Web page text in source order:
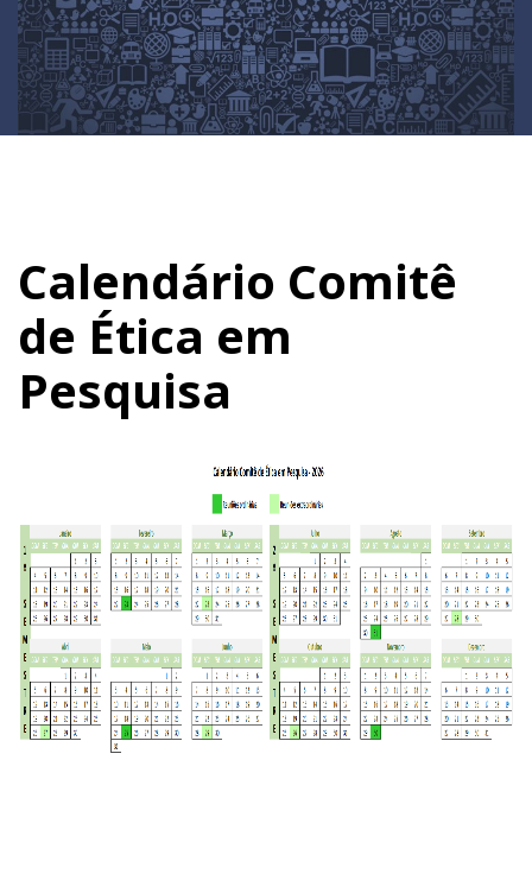
Calendário Comitê
de Ética em
Pesquisa